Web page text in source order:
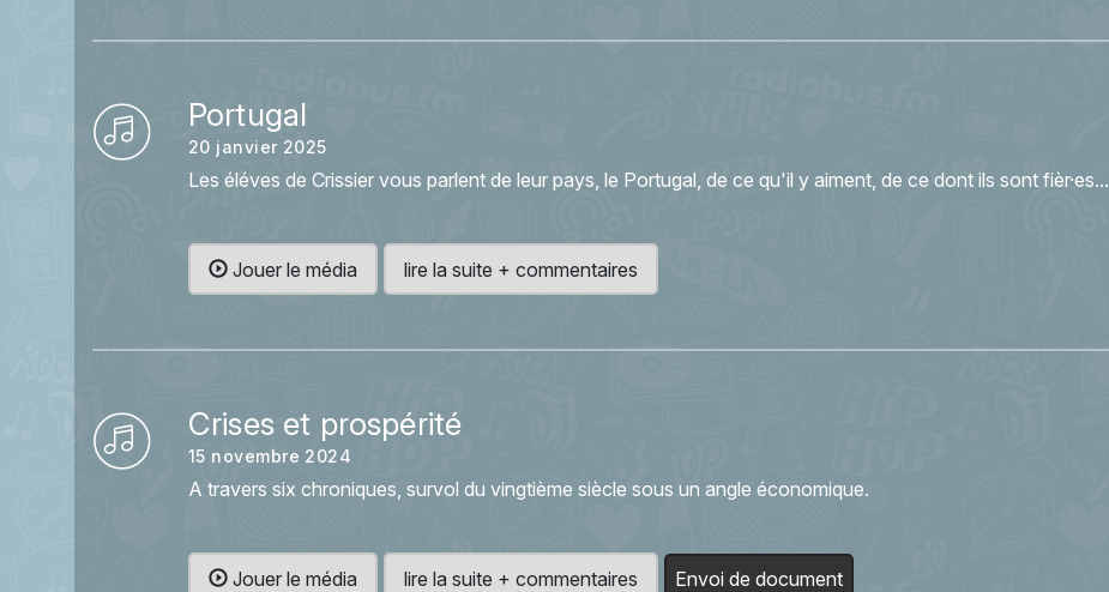
Portugal
20 janvier 2025
Les éléves de Crissier vous parlent de leur pays, le Portugal, de ce qu'il y aiment, de ce dont ils sont fièr·es...
Jouer le média lire la suite + commentaires
Crises et prospérité
15 novembre 2024
A travers six chroniques, survol du vingtième siècle sous un angle économique.
Jouer le média lire la suite + commentaires Envoi de document